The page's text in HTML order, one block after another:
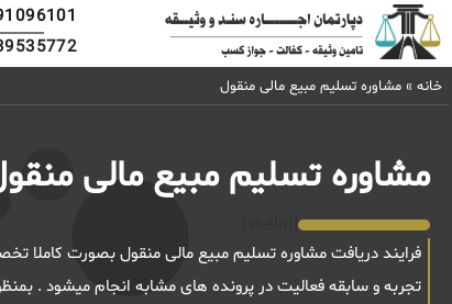
خانه » مشاوره تسلیم مبیع مالی منقول
مشاوره تسلیم مبیع مالی
تجربه و سابقه فعالیت در پرونده های مشابه انجام میشود .